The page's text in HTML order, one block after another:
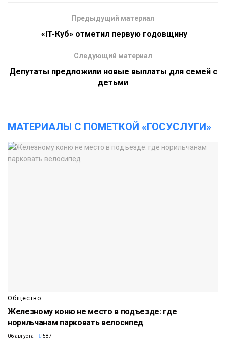
Предыдущий материал
​ «IT-Куб» отметил первую годовщину
Следующий материал
Депутаты предложили новые выплаты для семей с
детьми
МАТЕРИАЛЫ С ПОМЕТКОЙ «ГОСУСЛУГИ»
Общество
Железному коню не место в подъезде: где
норильчанам парковать велосипед
06 августа 587